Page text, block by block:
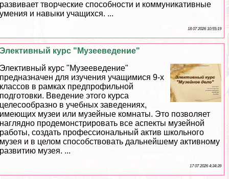
развивает творческие способности и коммуникативные
умения и навыки учащихся. ...
18 07 2026 10:55:19
Элективный курс "Музееведение"
Элективный курс "Музееведение"
предназначен для изучения учащимися 9-х
классов в рамках предпрофильной
подготовки. Введение этого курса
целесообразно в учебных заведениях,
имеющих музеи или музейные комнаты. Это позволяет
наглядно продемонстрировать все аспекты музейной
работы, создать профессиональный актив школьного
музея и в целом способствовать дальнейшему активному
развитию музея. ...
17 07 2026 4:34:39